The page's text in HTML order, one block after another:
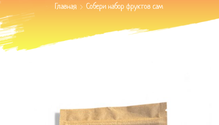
Главная Собери набор фруктов сам